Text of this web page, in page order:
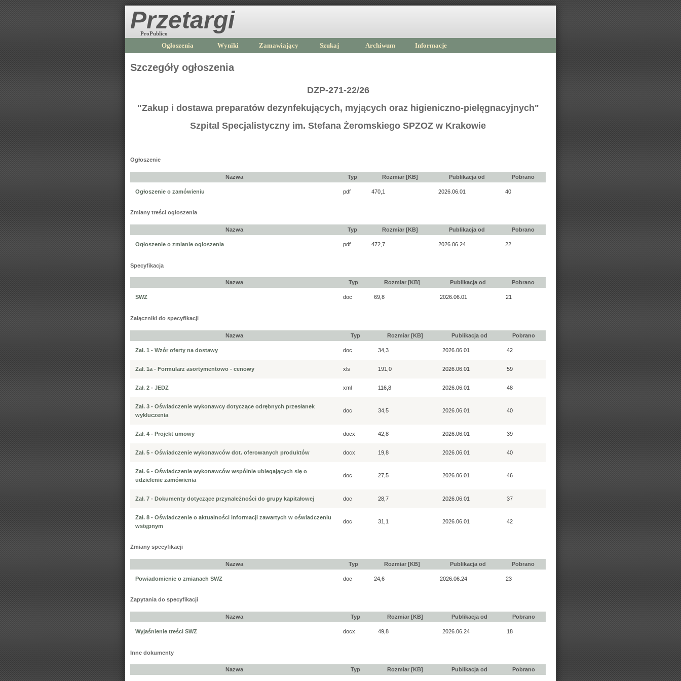
Przetargi
ProPublico
Ogłoszenia Wyniki Zamawiający Szukaj Archiwum Informacje
Szczegóły ogłoszenia
DZP-271-22/26
"Zakup i dostawa preparatów dezynfekujących, myjących oraz higieniczno-pielęgnacyjnych"
Szpital Specjalistyczny im. Stefana Żeromskiego SPZOZ w Krakowie
Ogłoszenie
Nazwa Typ Rozmiar [KB] Publikacja od Pobrano
Ogłoszenie o zamówieniu pdf 470,1 2026.06.01 40
Zmiany treści ogłoszenia
Nazwa Typ Rozmiar [KB] Publikacja od Pobrano
Ogłoszenie o zmianie ogłoszenia pdf 472,7 2026.06.24 22
Specyfikacja
Nazwa Typ Rozmiar [KB] Publikacja od Pobrano
SWZ doc 69,8 2026.06.01 21
Załączniki do specyfikacji
Nazwa Typ Rozmiar [KB] Publikacja od Pobrano
Zał. 1 - Wzór oferty na dostawy doc 34,3 2026.06.01 42
Zał. 1a - Formularz asortymentowo - cenowy xls 191,0 2026.06.01 59
Zał. 2 - JEDZ xml 116,8 2026.06.01 48
Zał. 3 - Oświadczenie wykonawcy dotyczące odrębnych przesłanek
wykluczenia
doc 34,5 2026.06.01 40
Zał. 4 - Projekt umowy docx 42,8 2026.06.01 39
Zał. 5 - Oświadczenie wykonawców dot. oferowanych produktów docx 19,8 2026.06.01 40
Zał. 6 - Oświadczenie wykonawców wspólnie ubiegających się o
udzielenie zamówienia
doc 27,5 2026.06.01 46
Zał. 7 - Dokumenty dotyczące przynależności do grupy kapitałowej doc 28,7 2026.06.01 37
Zał. 8 - Oświadczenie o aktualności informacji zawartych w oświadczeniu
wstępnym
doc 31,1 2026.06.01 42
Zmiany specyfikacji
Nazwa Typ Rozmiar [KB] Publikacja od Pobrano
Powiadomienie o zmianach SWZ doc 24,6 2026.06.24 23
Zapytania do specyfikacji
Nazwa Typ Rozmiar [KB] Publikacja od Pobrano
Wyjaśnienie treści SWZ docx 49,8 2026.06.24 18
Inne dokumenty
Nazwa Typ Rozmiar [KB] Publikacja od Pobrano